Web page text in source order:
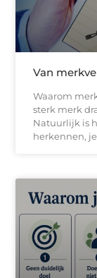
Van
Waarom
sterk merk
Natuurlijk is
herkennen, je